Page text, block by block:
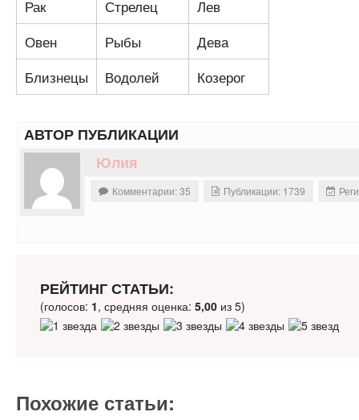
Рак
Стрелец
Лев
Овен
Рыбы
Дева
Близнецы
Водолей Козерог
АВТОР ПУБЛИКАЦИИ
Юлия
Комментарии: 35 Публикации: 1739
РЕЙТИНГ СТАТЬИ:
(голосов: 1, средняя оценка: 5,00из 5)
Похожие статьи: